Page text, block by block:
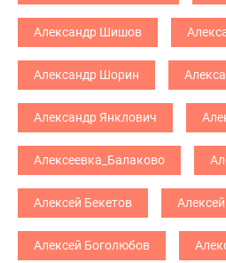
Александр Шишов
Александр Шорин
Александр Янклович
Алексеевка_Балаково
Алексей Бекетов
Алексей Боголюбов